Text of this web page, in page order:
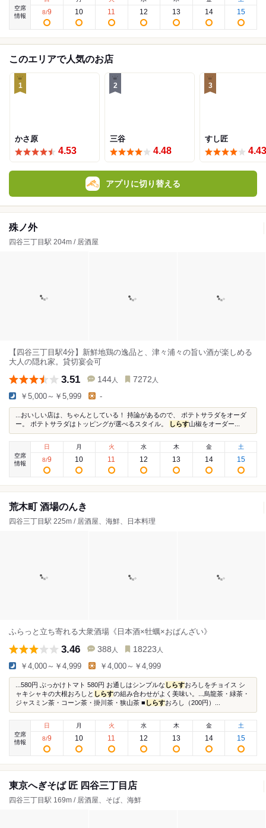
空席
情報
8/9 10 11 12 13 14 15
このエリアで人気のお店
1
かさ原
4.53
2
三谷
4.48
3
すし匠
4.43
アプリに切り替える
殊ノ外
四谷三丁目駅 204m / 居酒屋
【四谷三丁目駅4分】新鮮地鶏の逸品と、津々浦々の旨い酒が楽しめる
大人の隠れ家。貸切宴会可
3.51 144 人 7272 人
￥5,000～￥5,999 -
...おいしい店は、ちゃんとしている！ 持論があるので、 ポテトサラダをオーダ
ー。 ポテトサラダはトッピングが選べるスタイル。
しらす山椒をオーダー...
空席
情報
日
8/9
月
10
火
11
水
12
木
13
金
14
土
15
荒木町 酒場のんき
四谷三丁目駅 225m / 居酒屋、海鮮、日本料理
ふらっと立ち寄れる大衆酒場《日本酒×牡蠣×おばんざい》
3.46 388 人 18223 人
￥4,000～￥4,999 ￥4,000～￥4,999
...580円 ぶっかけトマト 580円 お通しはシンプルな しらすおろしをチョイス シ
ャキシャキの大根おろしと しらすの組み合わせがよく美味い。...烏龍茶・緑茶・
ジャスミン茶・コーン茶・掛川茶・狭山茶 ■ しらすおろし（200円）...
空席
情報
日
8/9
月
10
火
11
水
12
木
13
金
14
土
15
東京へぎそば 匠 四谷三丁目店
四谷三丁目駅 169m / 居酒屋、そば、海鮮